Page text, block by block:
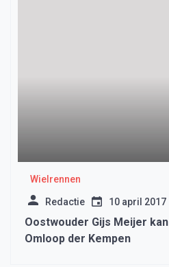
Wielrennen
Redactie 10 april 2017
Oostwouder Gijs Meijer
Omloop der Kempen